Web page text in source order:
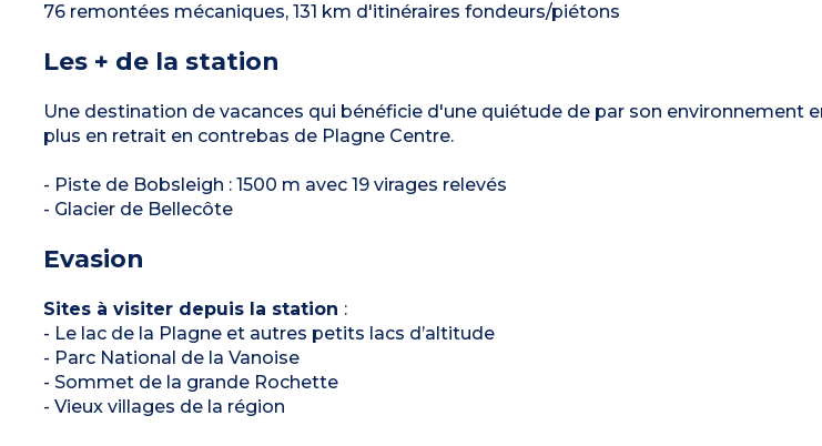
76 remontées mécaniques, 131 km d'itinéraires fondeurs/piétons
Les + de la station
Une destination de vacances qui bénéficie d'une quiétude de par son environnement
plus en retrait en contrebas de Plagne Centre.
- Piste de Bobsleigh : 1500 m avec 19 virages relevés
- Glacier de Bellecôte
Evasion
Sites à visiter depuis la station :
- Le lac de la Plagne et autres petits lacs d’altitude
- Parc National de la Vanoise
- Sommet de la grande Rochette
- Vieux villages de la région